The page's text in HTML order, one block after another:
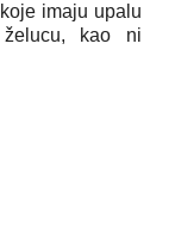
imaju upalu
kao ni